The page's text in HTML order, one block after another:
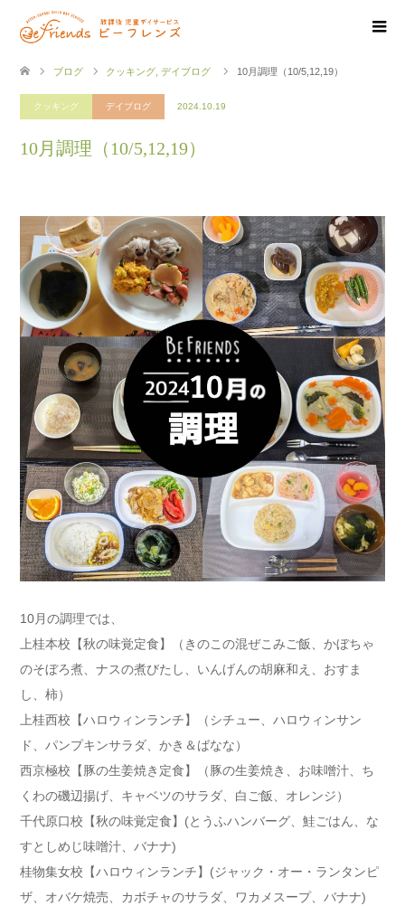
ブログ クッキング デイブログ 10月調理（10/5,12,19）
クッキング デイブログ 2024.10.19
10月調理（10/5,12,19）
10月の調理では、
上桂本校【秋の味覚定食】（きのこの混ぜこみご飯、かぼちゃ
のそぼろ煮、ナスの煮びたし、いんげんの胡麻和え、おすま
し、柿）
上桂西校【ハロウィンランチ】（シチュー、ハロウィンサン
ド、パンプキンサラダ、かき＆ばなな）
西京極校【豚の生姜焼き定食】（豚の生姜焼き、お味噌汁、ち
くわの磯辺揚げ、キャベツのサラダ、白ご飯、オレンジ）
千代原口校【秋の味覚定食】(とうふハンバーグ、鮭ごはん、な
すとしめじ味噌汁、バナナ)
桂物集女校【ハロウィンランチ】(ジャック・オー・ランタンピ
ザ、オバケ焼売、カボチャのサラダ、ワカメスープ、バナナ)